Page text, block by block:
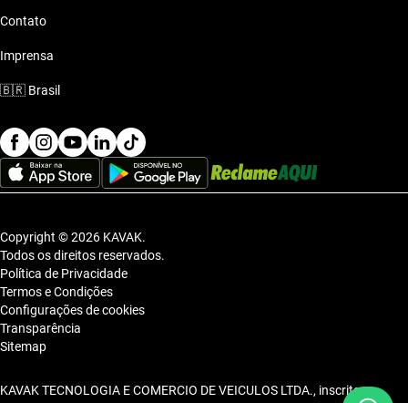
Contato
Imprensa
🇧🇷 Brasil
Copyright © 2026 KAVAK.
Todos os direitos reservados.
Política de Privacidade
Termos e Condições
Configurações de cookies
Transparência
Sitemap
KAVAK TECNOLOGIA E COMERCIO DE VEICULOS LTDA., inscrita no